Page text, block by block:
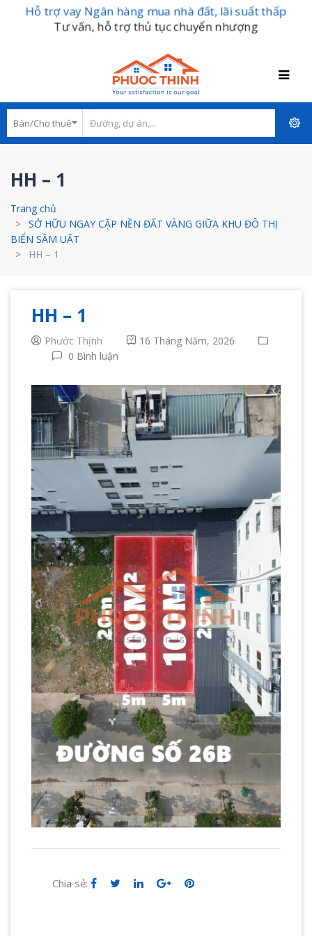
Hỗ trợ vay Ngân hàng mua nhà đất, lãi suất thấp
Tư vấn, hỗ trợ thủ tục chuyển nhượng
HH – 1
Trang chủ
SỞ HỮU NGAY CẶP NỀN ĐẤT VÀNG GIỮA KHU ĐÔ THỊ
BIỂN SẦM UẤT
HH – 1
HH – 1
Phước Thịnh
16 Tháng Năm, 2026
0 Bình luận
Chia sẻ: